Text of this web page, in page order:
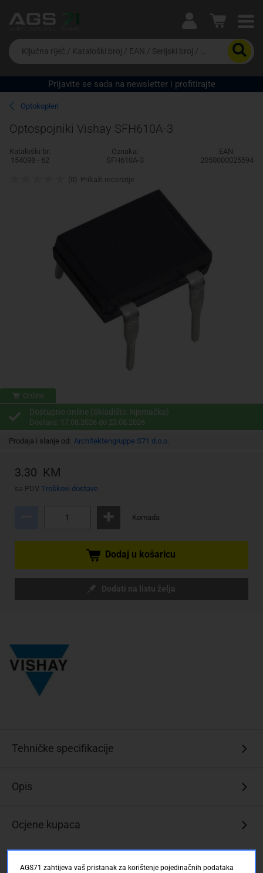
Ova postavka prilagođava asortiman proizvoda i
cijene vašim potrebama.
Da
biste
potražili
proizvod,
unesite
ključnu
riječ,
kataloški
broj,
EAN
ili
Prijavite se sada na newsletter i profitirajte
Optokopleri
Optospojniki Vishay SFH610A-3
Kataloški br:
154098 - 62
Oznaka:
SFH610A-3
EAN:
2050000025594
Online
Dostupno online (Skladište: Njemačka)
Dostava: 17.08.2026 do 23.08.2026
Prodaja i slanje od: Architektengruppe S71 d.o.o.
3.30 KM
sa PDV Troškovi dostave
Komada
Dodaj u košaricu
Dodati na listu želja
(0) Prikaži recenzije
Tehničke specifikacije
Opis
Ocjene kupaca
AGS71 zahtijeva vaš pristanak za korištenje pojedinačnih podataka